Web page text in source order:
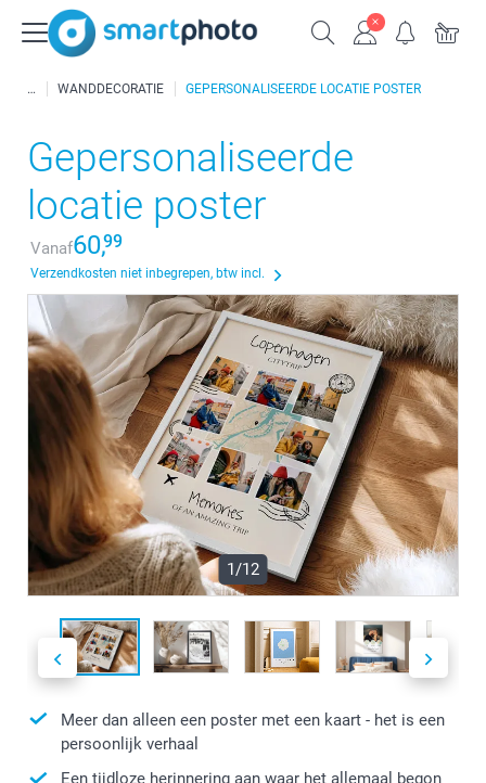
WANDDECORATIE GEPERSONALISEERDE LOCATIE POSTER
Gepersonaliseerde
locatie poster
Vanaf60,99
Verzendkosten niet inbegrepen, btw incl.
1/12
Meer dan alleen een poster met een kaart - het is een
persoonlijk verhaal
Een tijdloze herinnering aan waar het allemaal begon